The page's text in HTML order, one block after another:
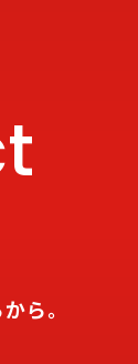
ら。